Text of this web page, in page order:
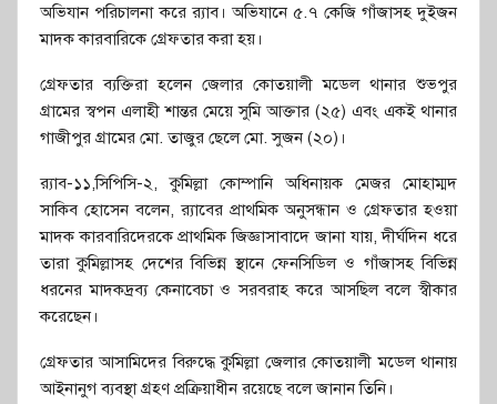
অভিযান পরিচালনা করে র‍্যাব। অভিযানে ৫.৭ কেজি গাঁজাসহ দুইজন
মাদক কারবারিকে গ্রেফতার করা হয়।
গ্রেফতার ব্যক্তিরা হলেন জেলার কোতয়ালী মডেল থানার শুভপুর
গ্রামের স্বপন এলাহী শান্তর মেয়ে সুমি আক্তার (২৫) এবং একই থানার
গাজীপুর গ্রামের মো. তাজুর ছেলে মো. সুজন (২০)।
র‍্যাব-১১,সিপিসি-২, কুমিল্লা কোম্পানি অধিনায়ক মেজর মোহাম্মদ
সাকিব হোসেন বলেন, র‍্যাবের প্রাথমিক অনুসন্ধান ও গ্রেফতার হওয়া
মাদক কারবারিদেরকে প্রাথমিক জিজ্ঞাসাবাদে জানা যায়, দীর্ঘদিন ধরে
তারা কুমিল্লাসহ দেশের বিভিন্ন স্থানে ফেনসিডিল ও গাঁজাসহ বিভিন্ন
ধরনের মাদকদ্রব্য কেনাবেচা ও সরবরাহ করে আসছিল বলে স্বীকার
করেছেন।
গ্রেফতার আসামিদের বিরুদ্ধে কুমিল্লা জেলার কোতয়ালী মডেল থানায়
আইনানুগ ব্যবস্থা গ্রহণ প্রক্রিয়াধীন রয়েছে বলে জানান তিনি।